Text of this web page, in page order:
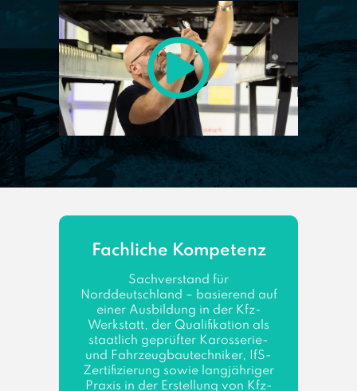
Fachliche Kompetenz
Sachverstand für
Norddeutschland – basierend auf
einer Ausbildung in der Kfz-
Werkstatt, der Qualifikation als
staatlich geprüfter Karosserie-
und Fahrzeugbautechniker, IfS-
Zertifizierung sowie langjähriger
Praxis in der Erstellung von Kfz-